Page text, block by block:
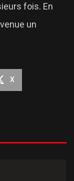
fois. En
un
X